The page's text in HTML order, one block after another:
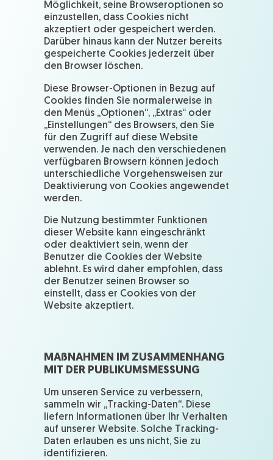
Möglichkeit, seine Browseroptionen so
einzustellen, dass Cookies nicht
akzeptiert oder gespeichert werden.
Darüber hinaus kann der Nutzer bereits
gespeicherte Cookies jederzeit über
den Browser löschen.
Diese Browser-Optionen in Bezug auf
Cookies finden Sie normalerweise in
den Menüs „Optionen“, „Extras“ oder
„Einstellungen“ des Browsers, den Sie
für den Zugriff auf diese Website
verwenden. Je nach den verschiedenen
verfügbaren Browsern können jedoch
unterschiedliche Vorgehensweisen zur
Deaktivierung von Cookies angewendet
werden.
Die Nutzung bestimmter Funktionen
dieser Website kann eingeschränkt
oder deaktiviert sein, wenn der
Benutzer die Cookies der Website
ablehnt. Es wird daher empfohlen, dass
der Benutzer seinen Browser so
einstellt, dass er Cookies von der
Website akzeptiert.
MAßNAHMEN IM ZUSAMMENHANG
MIT DER PUBLIKUMSMESSUNG
Um unseren Service zu verbessern,
sammeln wir „Tracking-Daten“. Diese
liefern Informationen über Ihr Verhalten
auf unserer Website. Solche Tracking-
Daten erlauben es uns nicht, Sie zu
identifizieren.